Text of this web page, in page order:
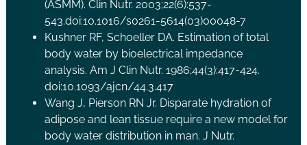
(ASMM). Clin Nutr. 2003;22(6):537-
543.doi:10.1016/s0261-5614(03)00048-7
Kushner RF, Schoeller DA. Estimation of total
body water by bioelectrical impedance
analysis. Am J Clin Nutr. 1986;44(3):417-424.
doi:10.1093/ajcn/44.3.417
Wang J, Pierson RN Jr. Disparate hydration of
adipose and lean tissue require a new model for
body water distribution in man. J Nutr.